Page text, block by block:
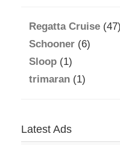
Regatta Cruise (47)
Schooner (6)
Sloop (1)
trimaran (1)
Latest Ads